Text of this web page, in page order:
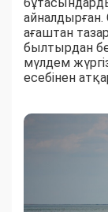
ағаштан
былтырдан
мүлдем
есебінен